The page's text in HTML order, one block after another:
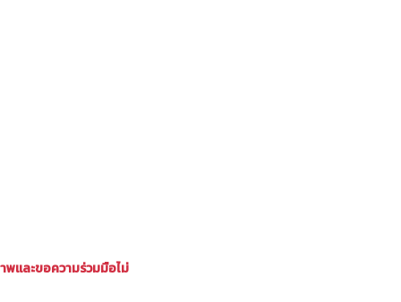
และขอความร่วมมือไม่